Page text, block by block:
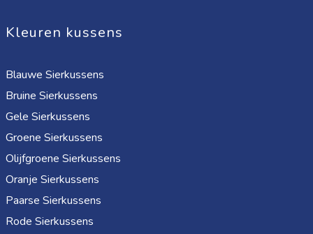
Kleuren kussens
Blauwe Sierkussens
Bruine Sierkussens
Gele Sierkussens
Groene Sierkussens
Olijfgroene Sierkussens
Oranje Sierkussens
Paarse Sierkussens
Rode Sierkussens